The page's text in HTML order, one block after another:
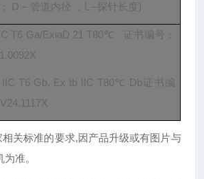
D – 管道内径 ，L –探针长度)
T6 Ga/ExiaD 21 T80℃ 证书编号：
IIC T6 Gb, Ex tb IIC T80℃ Db证书编
关标准的要求,因产品升级或有图片与
准。